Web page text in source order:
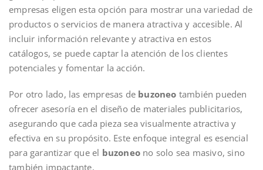
empresas eligen esta opción para mostrar una variedad de
productos o servicios de manera atractiva y accesible. Al
incluir información relevante y atractiva en estos
catálogos, se puede captar la atención de los clientes
potenciales y fomentar la acción.
Por otro lado, las empresas de buzoneo también pueden
ofrecer asesoría en el diseño de materiales publicitarios,
asegurando que cada pieza sea visualmente atractiva y
efectiva en su propósito. Este enfoque integral es esencial
para garantizar que el buzoneo no solo sea masivo, sino
también impactante.